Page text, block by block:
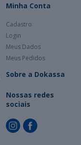
Minha Conta
Cadastro
Login
Meus Dados
Meus Pedidos
Sobre a Dokassa
Nossas redes
sociais